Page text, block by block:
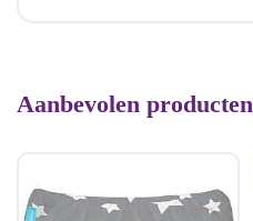
Aanbevolen producten